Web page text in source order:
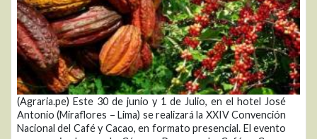
(Agraria.pe) Este 30 de junio y 1 de Julio, en el hotel José
Antonio (Miraflores – Lima) se realizará la XXIV Convención
Nacional del Café y Cacao, en formato presencial. El evento